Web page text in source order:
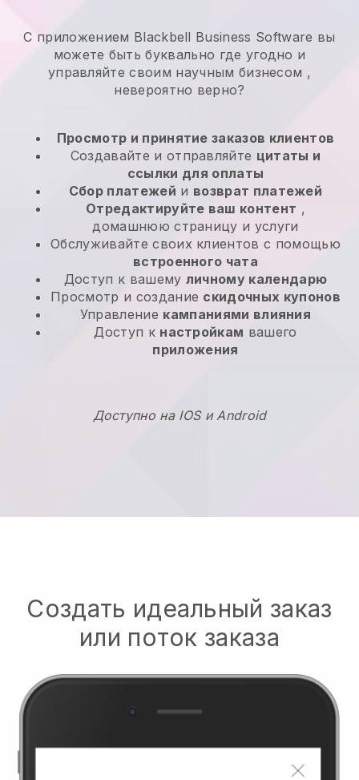
С приложением Blackbell Business Software вы
можете быть буквально где угодно и
управляйте своим научным бизнесом ,
невероятно верно?
Просмотр и принятие заказов клиентов
Создавайте и отправляйте цитаты и
ссылки для оплаты
Сбор платежей и возврат платежей
Отредактируйте ваш контент ,
домашнюю страницу и услуги
Обслуживайте своих клиентов с помощью
встроенного чата
Доступ к вашему личному календарю
Просмотр и создание скидочных купонов
Управление кампаниями влияния
Доступ к настройкам вашего
приложения
Доступно на IOS и Android
Создать идеальный заказ
или поток заказа